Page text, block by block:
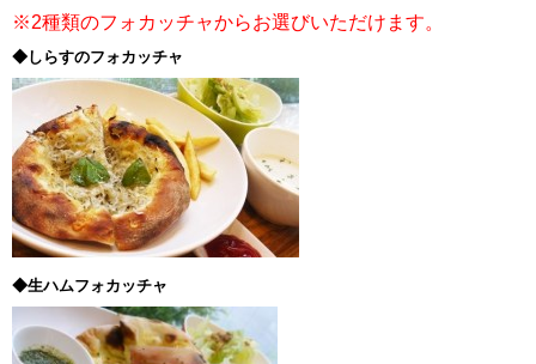
※2種類のフォカッチャからお選びいただけます。
◆しらすのフォカッチャ
◆生ハムフォカッチャ